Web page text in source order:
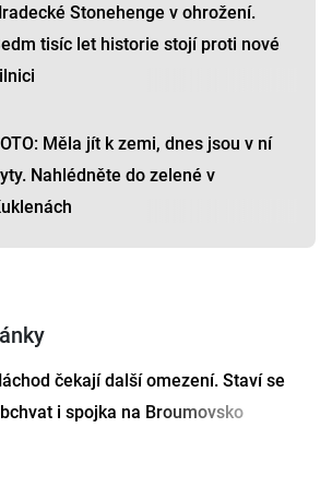
Stonehenge v ohrožení.
tisíc let historie stojí proti nové
Měla jít k zemi, dnes jsou v ní
Nahlédněte do zelené v
čekají další omezení. Staví se
i spojka na Broumovsko